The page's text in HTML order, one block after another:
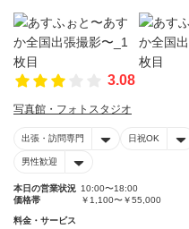
3.08
写真館・フォトスタジオ
出張・訪問専門 日祝OK
男性歓迎
本日の営業状況 10:00〜18:00
価格帯
￥1,100〜￥55,000
料金・サービス